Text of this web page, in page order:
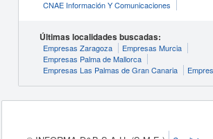
CNAE Información Y Comunicaciones
Últimas localidades buscadas:
Empresas Zaragoza
Empresas Murcia
Empresas Palma de Mallorca
Empresas Las Palmas de Gran Canaria